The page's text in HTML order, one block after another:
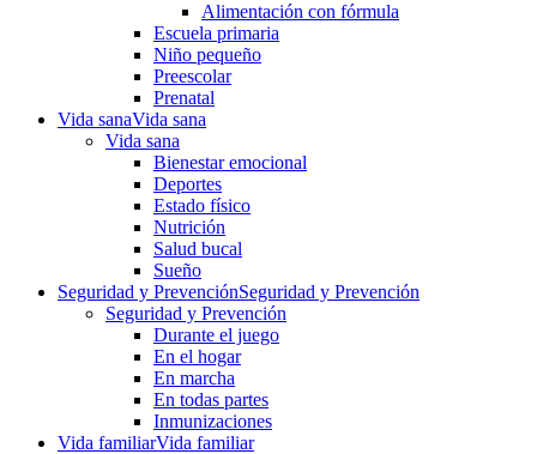
Alimentación con fórmula
Escuela primaria
Niño pequeño
Preescolar
Prenatal
Vida sanaVida sana
Vida sana
Bienestar emocional
Deportes
Estado físico
Nutrición
Salud bucal
Sueño
Seguridad y PrevenciónSeguridad y Prevención
Seguridad y Prevención
Durante el juego
En el hogar
En marcha
En todas partes
Inmunizaciones
Vida familiarVida familiar